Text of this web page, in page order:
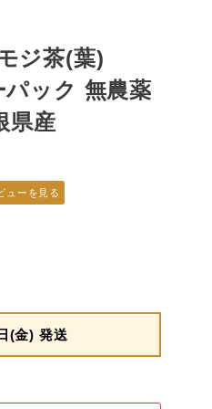
ジ茶(葉)
ック 無農薬
県産
ューを見る
(金) 発送